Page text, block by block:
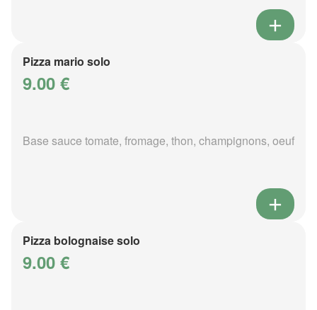
Pizza mario solo
9.00 €
Base sauce tomate, fromage, thon, champignons, oeuf
Pizza bolognaise solo
9.00 €